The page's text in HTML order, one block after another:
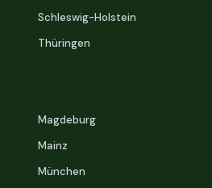
Schleswig-Holstein
Thüringen
Magdeburg
Mainz
München